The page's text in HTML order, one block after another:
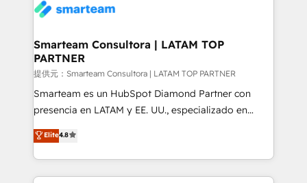
confidence. We deliver end to end strategy and
and technology around a single source of truth to
support sustainable growth and better decision-
making. Working with clients locally and globally, our
expertise includes HubSpot onboarding and CRM
implementation, automation, sales and customer
and data-driven campaigns. Winners of the first
Global HEART Award, Yamini Rogan, CEO of
Smarteam Consultora | LATAM TOP
PARTNER
提供元：Smarteam Consultora | LATAM TOP PARTNER
Smarteam es un HubSpot Diamond Partner con
presencia en LATAM y EE. UU., especializado en
implementaciones de HubSpot, integraciones API y
optimización de procesos comerciales con IA. Con
más de 6 años de experiencia, hemos liderado 100+
implementaciones conectando HubSpot con SAP,
Elite4.8